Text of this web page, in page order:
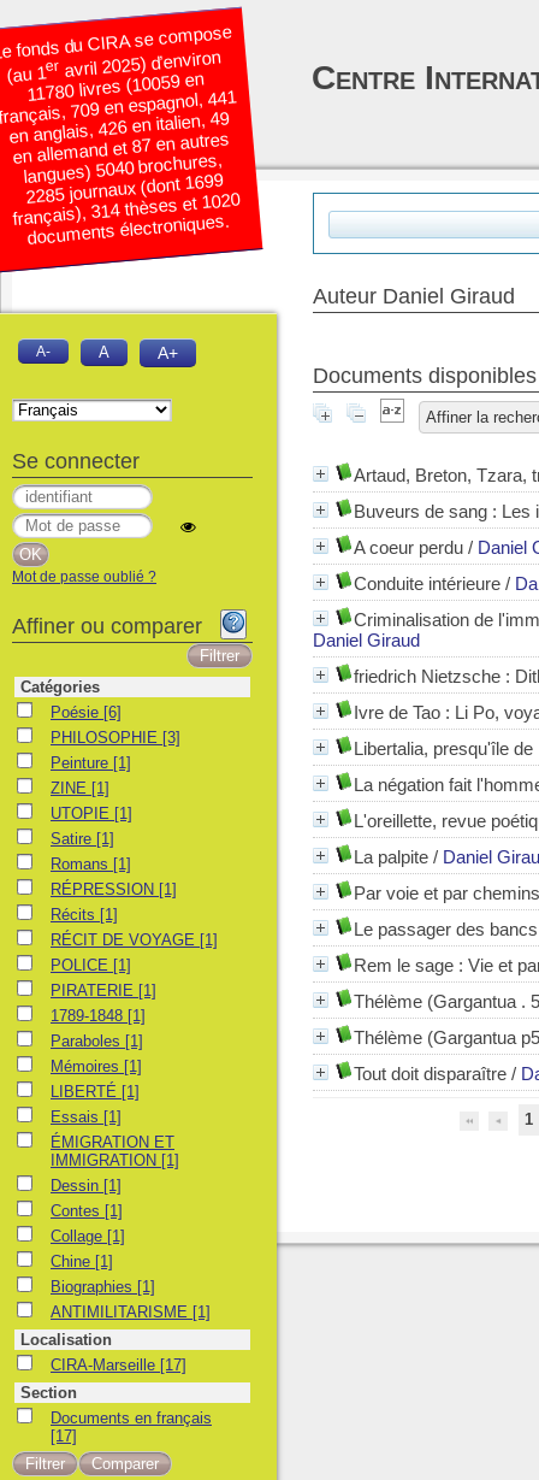
Auteur Daniel Giraud
Documents
Affiner la
Artaud, Breton, Tzara,
Buveurs de sang : Les
A coeur perdu / Daniel
Conduite intérieure /
Criminalisation de
Daniel Giraud
friedrich Nietzsche :
Ivre de Tao : Li Po,
Libertalia, presqu'île de
La négation fait
L'oreillette, revue
La palpite / Daniel
Par voie et par chemins
Le passager des
Rem le sage : Vie et
Thélème (Gargantua .
Thélème (Gargantua
Tout doit disparaître /
1
fonds du CIRA se compose
(au 1eravril 2025) d’environ
11780 livres (10059 en
709 en espagnol, 441
en anglais, 426 en italien, 49
en allemand et 87 en autres
langues) 5040 brochures,
2285 journaux (dont 1699
français), 314 thèses et 1020
documents électroniques.
Centre
A- A A+
Se connecter
Mot de passe oublié ?
Affiner ou comparer
Catégories
PoésiePoésie [6]
PHILOSOPHIE
PHILOSOPHIE [3]
PeinturePeinture [1]
ZINEZINE [1]
UTOPIEUTOPIE [1]
SatireSatire [1]
RomansRomans [1]
RÉPRESSION
RÉPRESSION [1]
RécitsRécits [1]
RÉCIT DE VOYAGE
RÉCIT DE VOYAGE [1]
POLICEPOLICE [1]
PIRATERIE
PIRATERIE [1]
1789-18481789-1848 [1]
ParabolesParaboles [1]
MémoiresMémoires [1]
LIBERTÉLIBERTÉ [1]
EssaisEssais [1]
ÉMIGRATION ET IMMIGRATION
ÉMIGRATION ET
IMMIGRATION [1]
DessinDessin [1]
ContesContes [1]
CollageCollage [1]
ChineChine [1]
Biographies
Biographies [1]
ANTIMILITARISME
ANTIMILITARISME [1]
Localisation
CIRA-Marseille
CIRA-Marseille [17]
Section
Documents en français
Documents en français
[17]